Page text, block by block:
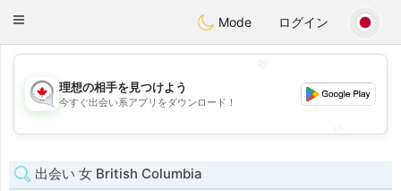
CANADIANchat
Toggle
Mode ログイン
💖
💕
理想の相手を見つけよう
今すぐ出会い系アプリをダウンロード！
出会い 女 British Columbia